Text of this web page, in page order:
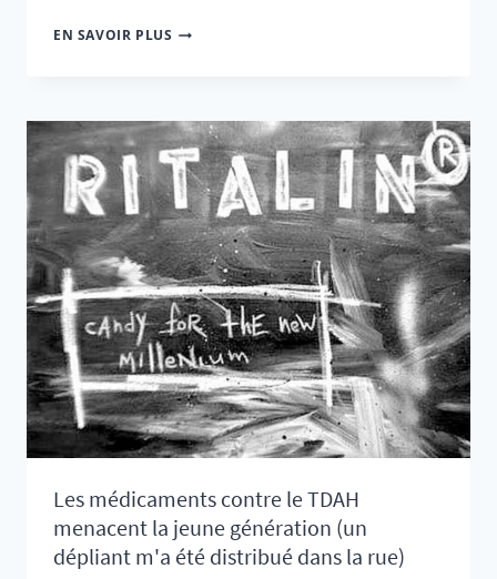
EN SAVOIR PLUS COMMENT
ENFANT
ATTEINT
DE
TDA
OU
DE
TDAH
?
Les médicaments contre le TDAH
menacent la jeune génération (un
dépliant m'a été distribué dans la rue)